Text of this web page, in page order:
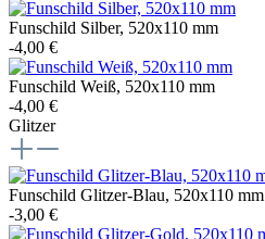
Funschild Silber, 520x110 mm
-4,00 €
Funschild Weiß, 520x110 mm
-4,00 €
Glitzer
Funschild Glitzer-Blau, 520x110 mm
-3,00 €